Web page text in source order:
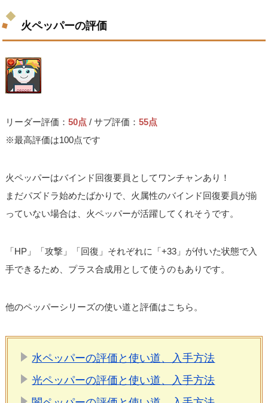
火ペッパーの評価
リーダー評価：50点 / サブ評価：55点
※最高評価は100点です
火ペッパーはバインド回復要員としてワンチャンあり！
まだパズドラ始めたばかりで、火属性のバインド回復要員が揃
っていない場合は、火ペッパーが活躍してくれそうです。
「HP」「攻撃」「回復」それぞれに「+33」が付いた状態で入
手できるため、プラス合成用として使うのもありです。
他のペッパーシリーズの使い道と評価はこちら。
水ペッパーの評価と使い道、入手方法
光ペッパーの評価と使い道、入手方法